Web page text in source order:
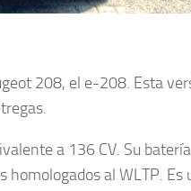
208, el e-208. Esta
a 136 CV. Su
al WLTP. Es